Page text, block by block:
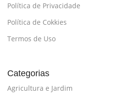
Política de Privacidade
Política de Cokkies
Termos de Uso
Categorias
Agricultura e Jardim